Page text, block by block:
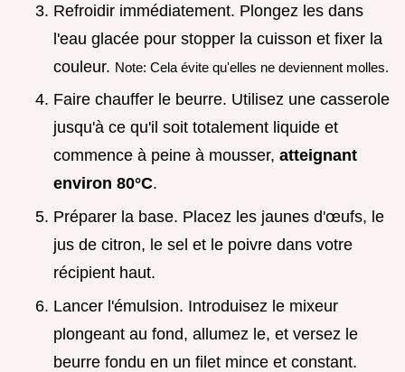
Refroidir immédiatement. Plongez les dans
l'eau glacée pour stopper la cuisson et fixer la
couleur. Note: Cela évite qu'elles ne deviennent molles.
Faire chauffer le beurre. Utilisez une casserole
jusqu'à ce qu'il soit totalement liquide et
commence à peine à mousser, atteignant
environ 80°C.
Préparer la base. Placez les jaunes d'œufs, le
jus de citron, le sel et le poivre dans votre
récipient haut.
Lancer l'émulsion. Introduisez le mixeur
plongeant au fond, allumez le, et versez le
beurre fondu en un filet mince et constant.